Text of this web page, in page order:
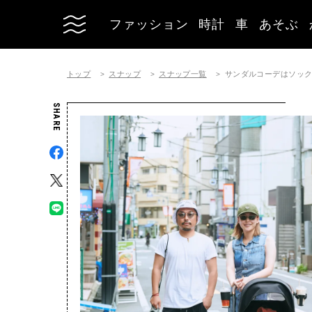
ファッション 時計 車 あそぶ
トップ スナップ スナップ一覧 サンダルコーデはソッ
SHARE